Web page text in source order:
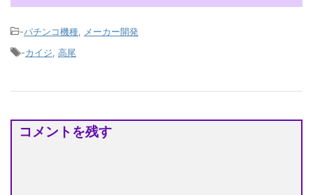
-パチンコ機種
メーカー開発
-カイジ 高尾
コメントを残す